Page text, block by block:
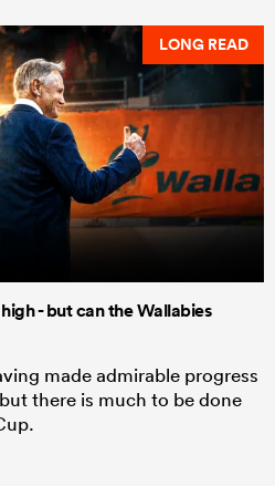
LONG READ
- but can the Wallabies
made admirable progress
there is much to be done